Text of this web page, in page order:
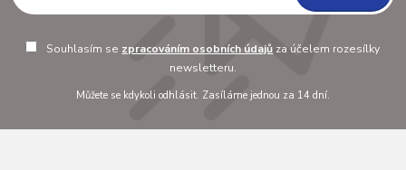
Souhlasím se zpracováním osobních údajů za účelem rozesílky
newsletteru.
Můžete se kdykoli odhlásit. Zasíláme jednou za 14 dní.